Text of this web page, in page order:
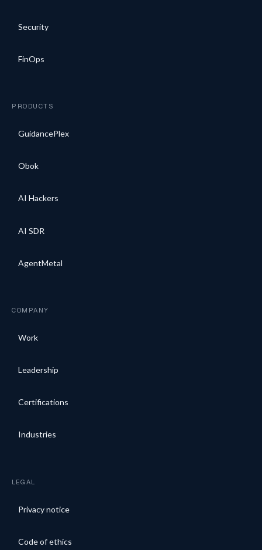
Security
FinOps
PRODUCTS
GuidancePlex
Obok
AI Hackers
AI SDR
AgentMetal
COMPANY
Work
Leadership
Certifications
Industries
LEGAL
Privacy notice
Code of ethics